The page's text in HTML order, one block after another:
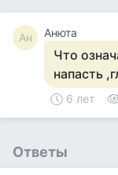
Ан Анюта
Что
напасть
6 лет
Ответы